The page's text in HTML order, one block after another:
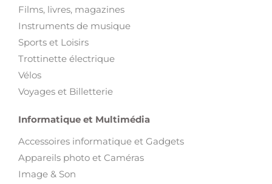
Films, livres, magazines
Instruments de musique
Sports et Loisirs
Trottinette électrique
Vélos
Voyages et Billetterie
Informatique et Multimédia
Accessoires informatique et Gadgets
Appareils photo et Caméras
Image & Son